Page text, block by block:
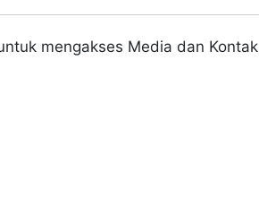
mengakses Media dan Kontak